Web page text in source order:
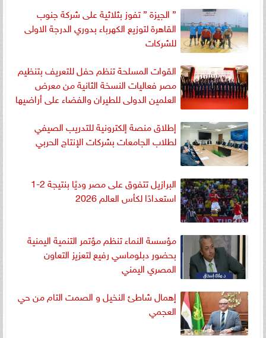
” الجيزة ” تفوز بثلاثية على شركة جنوب
القاهرة لتوزيع الكهرباء بدوري الدرجة الاولى
للشركات
القوات المسلحة تنظم حفل للتعريف بتنظيم
مصر فعاليات النسخة الثانية من معرض
العلمين الدولى للطيران والفضاء على أراضيها
إطلاق منصة إلكترونية للتدريب الصيفي
لطلاب الجامعات بشركات الإنتاج الحربي
البرازيل تتفوق على مصر وديًا بنتيجة 2-1
استعدادًا لكأس العالم 2026
مؤسسة النماء تنظم مؤتمر التنمية اليمنية
بحضور دبلوماسي رفيع لتعزيز التعاون
المصري اليمني
إهمال شاطئ النخيل و الصمت التام من حي
العجمي